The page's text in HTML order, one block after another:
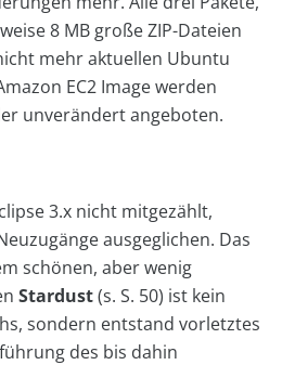
8 MB große ZIP-Dateien
mehr aktuellen Ubuntu
EC2 Image werden
unverändert angeboten.
3.x nicht mitgezählt,
ausgeglichen. Das
schönen, aber wenig
Stardust(s. S. 50) ist kein
sondern entstand vorletztes
des bis dahin